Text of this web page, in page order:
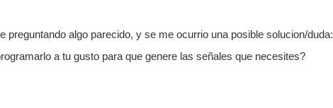
preguntando algo parecido, y se me ocurrio una posible solucion/duda:
a tu gusto para que genere las señales que necesites?